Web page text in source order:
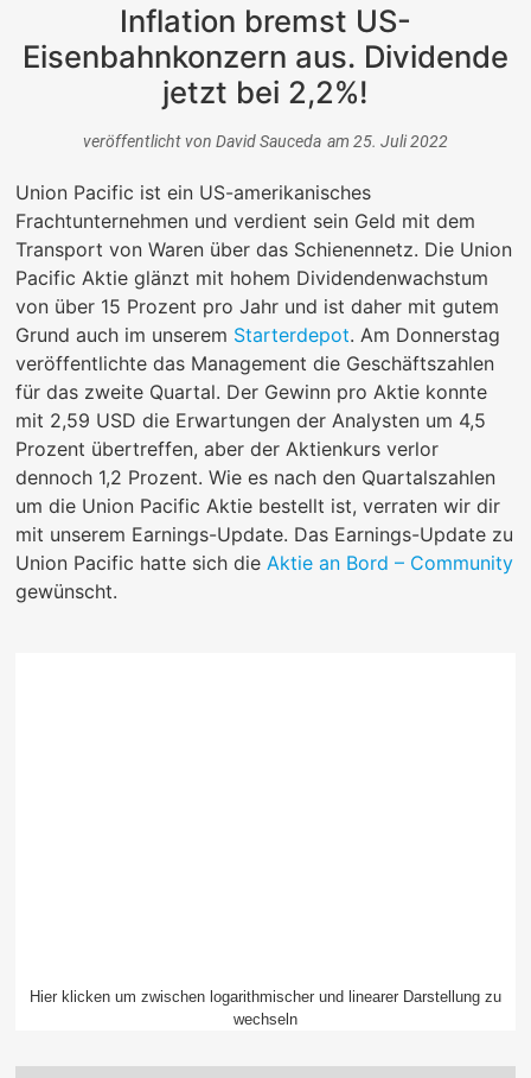
Inflation bremst US-
Eisenbahnkonzern aus. Dividende
jetzt bei 2,2%!
veröffentlicht von David Sauceda am 25. Juli 2022
Union Pacific ist ein US-amerikanisches
Frachtunternehmen und verdient sein Geld mit dem
Transport von Waren über das Schienennetz. Die Union
Pacific Aktie glänzt mit hohem Dividendenwachstum
von über 15 Prozent pro Jahr und ist daher mit gutem
Grund auch im unserem Starterdepot. Am Donnerstag
veröffentlichte das Management die Geschäftszahlen
für das zweite Quartal. Der Gewinn pro Aktie konnte
mit 2,59 USD die Erwartungen der Analysten um 4,5
Prozent übertreffen, aber der Aktienkurs verlor
dennoch 1,2 Prozent. Wie es nach den Quartalszahlen
um die Union Pacific Aktie bestellt ist, verraten wir dir
mit unserem Earnings-Update. Das Earnings-Update zu
Union Pacific hatte sich die Aktie an Bord – Community
gewünscht.
Hier klicken um zwischen logarithmischer und linearer Darstellung zu
wechseln